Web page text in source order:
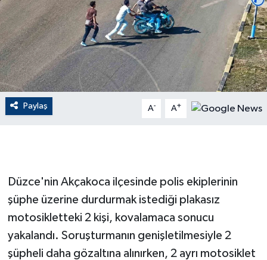
Paylaş A- A+
Düzce'nin Akçakoca ilçesinde polis ekiplerinin
şüphe üzerine durdurmak istediği plakasız
motosikletteki 2 kişi, kovalamaca sonucu
yakalandı. Soruşturmanın genişletilmesiyle 2
şüpheli daha gözaltına alınırken, 2 ayrı motosiklet
EĞİTİM
EKONOMİ
English News
Finans
GÜNDEM
Güvenlik